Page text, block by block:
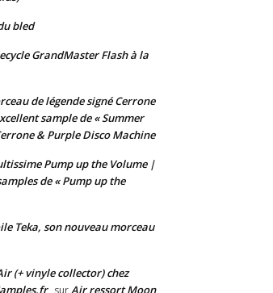
bled
GrandMaster Flash à la
de légende signé Cerrone
sample de « Summer
& Purple Disco Machine
Pump up the Volume |
de « Pump up the
Teka, son nouveau morceau
(+ vinyle collector) chez
surAir ressort Moon